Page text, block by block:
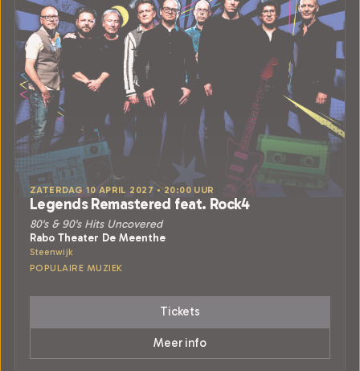
ZATERDAG 10 APRIL 2027 • 20:00 UUR
Legends Remastered feat. Rock4
80's & 90's Hits Uncovered
Rabo Theater De Meenthe
Steenwijk
POPULAIRE MUZIEK
Tickets
Meer info